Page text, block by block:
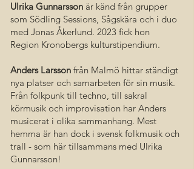
Ulrika Gunnarsson är känd från grupper
som Södling Sessions, Sågskära och i duo
med Jonas Åkerlund. 2023 fick hon
Region Kronobergs kulturstipendium.
Anders Larsson från Malmö hittar ständigt
nya platser och samarbeten för sin musik.
Från folkpunk till techno, till sakral
körmusik och improvisation har Anders
musicerat i olika sammanhang. Mest
hemma är han dock i svensk folkmusik och
trall - som här tillsammans med Ulrika
Gunnarsson!